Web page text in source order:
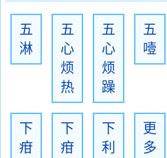
五
淋
五
心
烦
热
五
心
烦
躁
五
噎
下
疳
下
疳
下
利
更
多